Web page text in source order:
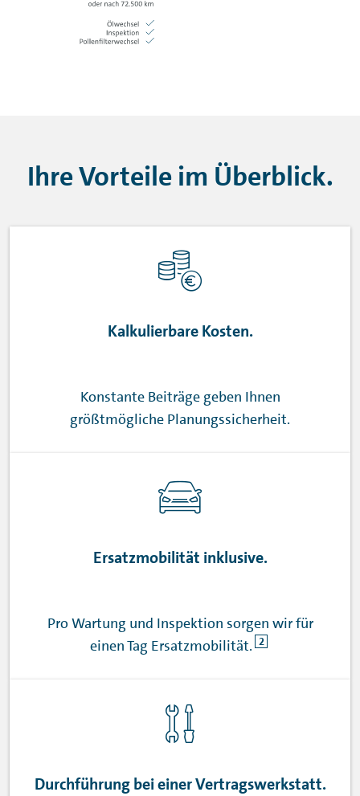
Ihre Vorteile im Überblick.
Kalkulierbare Kosten.
Konstante Beiträge geben Ihnen
größtmögliche Planungssicherheit.
Ersatzmobilität inklusive.
Pro Wartung und Inspektion sorgen wir für
einen Tag Ersatzmobilität. 2
Durchführung bei einer Vertragswerkstatt.